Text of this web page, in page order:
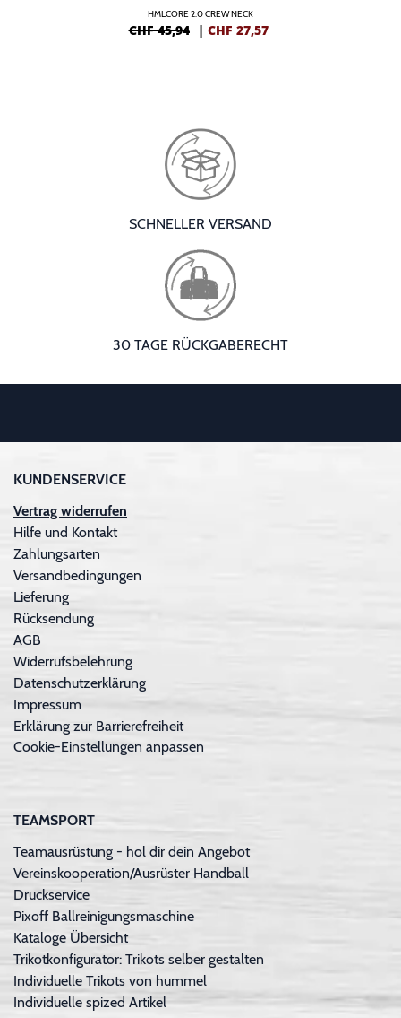
HMLCORE 2.0 CREW NECK
CHF 45,94 | CHF 27,57
SCHNELLER VERSAND
30 TAGE RÜCKGABERECHT
KUNDENSERVICE
Vertrag widerrufen
Hilfe und Kontakt
Zahlungsarten
Versandbedingungen
Lieferung
Rücksendung
AGB
Widerrufsbelehrung
Datenschutzerklärung
Impressum
Erklärung zur Barrierefreiheit
Cookie-Einstellungen anpassen
TEAMSPORT
Teamausrüstung - hol dir dein Angebot
Vereinskooperation/Ausrüster Handball
Druckservice
Pixoff Ballreinigungsmaschine
Kataloge Übersicht
Trikotkonfigurator: Trikots selber gestalten
Individuelle Trikots von hummel
Individuelle spized Artikel